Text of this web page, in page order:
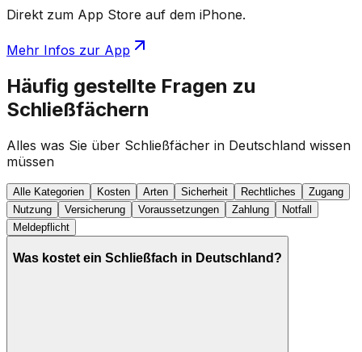
Direkt zum App Store auf dem iPhone.
Mehr Infos zur App
Häufig gestellte Fragen zu
Schließfächern
Alles was Sie über Schließfächer in Deutschland wissen
müssen
Alle Kategorien Kosten Arten Sicherheit Rechtliches
Zugang
Nutzung
Versicherung Voraussetzungen Zahlung
Notfall
Meldepflicht
Was kostet ein Schließfach in Deutschland?